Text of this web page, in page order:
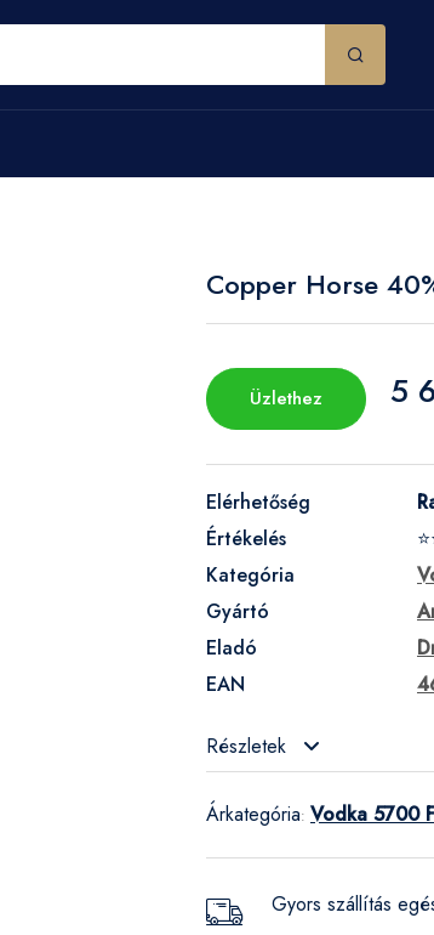
Copper Horse
Üzlethez 5
Elérhetőség
Értékelés
Kategória
Gyártó
Eladó
EAN
Részletek
Árkategória: Vodka 5700
Gyors szállítás